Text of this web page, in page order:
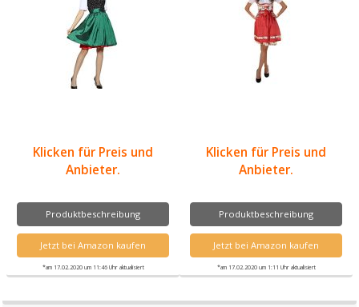
Klicken für Preis und
Anbieter.
Produktbeschreibung
Jetzt bei Amazon kaufen
*am 17.02.2020 um 11:46 Uhr aktualisiert
Klicken für Preis und
Anbieter.
Produktbeschreibung
Jetzt bei Amazon kaufen
*am 17.02.2020 um 1:11 Uhr aktualisiert